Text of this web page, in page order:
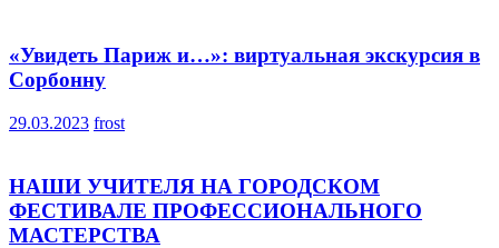
«Увидеть Париж и…»: виртуальная экскурсия в
Сорбонну
29.03.2023 frost
НАШИ УЧИТЕЛЯ НА ГОРОДСКОМ
ФЕСТИВАЛЕ ПРОФЕССИОНАЛЬНОГО
МАСТЕРСТВА